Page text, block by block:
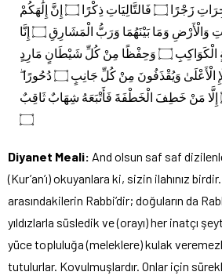
وَالصَّافَّاتِ صَفًّا ۝ فَالزَّاجِرَاتِ زَجْرًا ۝ فَالتَّالِيَاتِ ذِكْرًا ۝ إِنَّ إِلَٰهَكُمْ
لَوَاحِدٌ ۝ رَبُّ السَّمَاوَاتِ وَالْأَرْضِ وَمَا بَيْنَهُمَا وَرَبُّ الْمَشَارِقِ ۝ إِنَّا
زَيَّنَّا السَّمَاءَ الدُّنْيَا بِزِينَةٍ الْكَوَاكِبِ ۝ وَحِفْظًا مِنْ كُلِّ شَيْطَانٍ مَارِدٍ
۝ لَا يَسَّمَّعُونَ إِلَى الْمَلَإِ الْأَعْلَىٰ وَيُقْذَفُونَ مِنْ كُلِّ جَانِبٍ ۝ دُحُورًا ۖ
وَلَهُمْ عَذَابٌ وَاصِبٌ ۝ إِلَّا مَنْ خَطِفَ الْخَطْفَةَ فَأَتْبَعَهُ شِهَابٌ ثَاقِبٌ
۝
Diyanet Meali: And olsun saf saf
(Kur’an’ı) okuyanlara ki, sizin ilahınız
arasındakilerin Rabbi’dir; doğuların da
yıldızlarla süsledik ve (orayı) her inatçı
yüce topluluğa (meleklere) kulak
tutulurlar. Kovulmuşlardır. Onlar için